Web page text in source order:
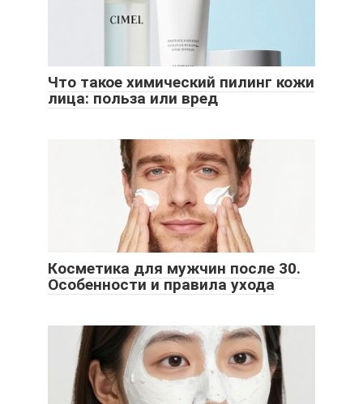
Что такое химический пилинг кожи
лица: польза или вред
Косметика для мужчин после 30.
Особенности и правила ухода